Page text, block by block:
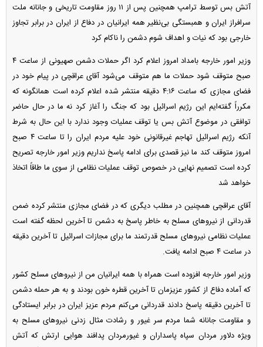
آتش بس توسط ترامپ همچنین پس از ۱۱ روز مقاومت تاریخی و جانانه ملت
سرافراز ایران و همبستگی بی‌نظیر همه ایرانیان در دفاع از ایران در برابر تجاوز
خارجی بود که نیات و اهداف شوم دشمن را ناکام کرد
وزیر امور خارجه بامداد امروز اعلام کرد اگر حملات دشمن صهیونی از ساعت ۴
صبح متوقف شود حملات ما هم متوقف می‌شود آقای عراقچی در پیام خود در
فضای مجازی که ساعت ۴:۱۶ دقیقه منتشر شده اعلام کرده است همانگونه که
مکرراً گفته‌ایم این رژیم اسرائیل بود که جنگ را آغاز کرد نه ما در حال حاضر
توافقی در موضوع آتش بس یا توقف عملیات وجود ندارد با این حال به شرط
آنکه رژیم اسرائیل تهاجم غیرقانونی خود علیه مردم ایران را تا ساعت ۴ صبح
امروز متوقف کند ما نیز قصدی برای ادامه پاسخ نداریم وزیر امور خارجه تصریح
کرده است تصمیم نهایی در خصوص توقف عملیات نظامی از سوی ما طاقاً اتخاذ
خواهد شد
آقای عراقچی همچنین در مطلب دیگری که در فضای مجازی منتشر کرده ضمن
قدردانی از نیرو‌های مسلح به خاطر پاسخ به دشمن تا آخرین لحظه گفته است
عملیات نظامی نیرو‌های مسلح قدرتمند ما برای مجازات اسرائیل تا آخرین دقیقه
در ساعت ۴ صبح ادامه یافت.
وزیر امور خارجه افزوده است همراه با همه ایرانیان من از نیرو‌های مسلح کشور
که آماده دفاع از کشور عزیزمان تا آخرین قطره خون بودند و به هر حمله دشمن
تا آخرین دقیقه پاسخ دادند قدردانی می‌کنم مردم عزیز ایران در برابر ایستادگی
و مقاومت جانانه شما مردم سر غیور و رشادت مثال زدنی نیرو‌های مسلح به
ویژه دلاور مردان سپاه پاسداران و غیورمردان پدافند هوایی ارتش که آتش